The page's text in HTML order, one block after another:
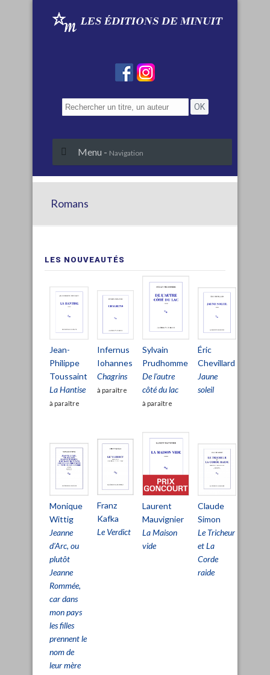
Menu - Navigation
Romans
LES NOUVEAUTÉS
Jean-
Philippe
Toussaint
La Hantise
à paraître
Infernus
Iohannes
Chagrins
à paraître
Sylvain
Prudhomme
De l’autre
côté du lac
à paraître
Éric
Chevillard
Jaune
soleil
Monique
Wittig
Jeanne
d’Arc, ou
plutôt
Jeanne
Rommée,
car dans
mon pays
les filles
prennent le
nom de
leur mère
Franz
Kafka
Le Verdict
Laurent
Mauvignier
La Maison
vide
Claude
Simon
Le Tricheur
et La
Corde
raide